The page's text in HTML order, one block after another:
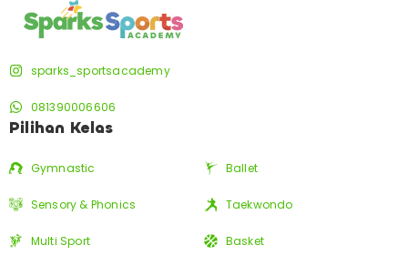
sparks_sportsacademy
081390006606
Pilihan Kelas
Gymnastic
Sensory & Phonics
Multi Sport
Ballet
Taekwondo
Basket